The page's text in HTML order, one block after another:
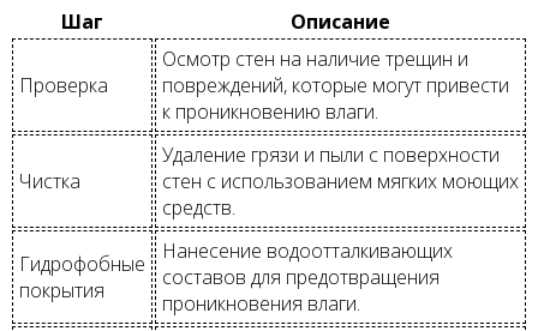
Шаг
Описание
Проверка
Осмотр стен на наличие трещин и
повреждений, которые могут привести
к проникновению влаги.
Чистка
Удаление грязи и пыли с поверхности
стен с использованием мягких моющих
средств.
Гидрофобные
покрытия
Нанесение водоотталкивающих
составов для предотвращения
проникновения влаги.